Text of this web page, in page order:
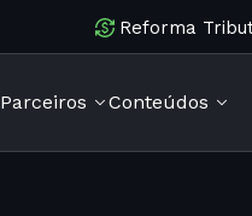
Reforma
Parceiros Conteúdos